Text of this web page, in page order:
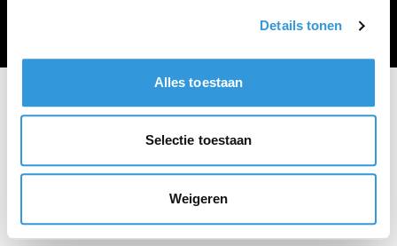
Details tonen
Alles toestaan
Selectie toestaan
Weigeren